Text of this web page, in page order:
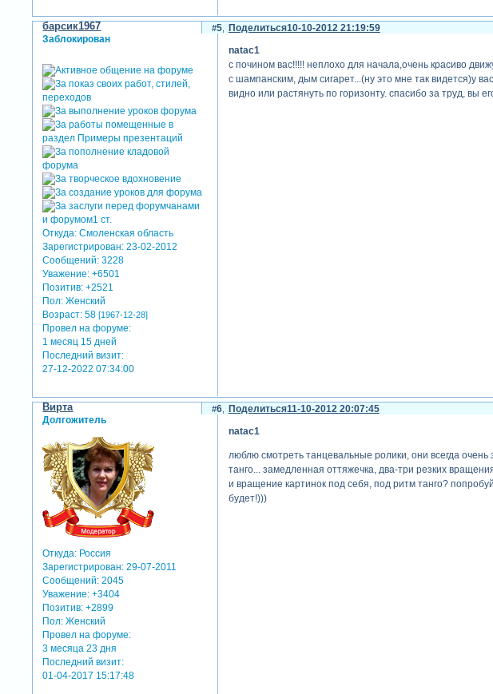
Поделиться
5 10-10-2012 21:19:59
барсик1967
Заблокирован
Откуда: Смоленская область
Зарегистрирован: 23-02-2012
Сообщений: 3228
Уважение: +6501
Позитив: +2521
Пол: Женский
Возраст: 58[1967-12-28]
Провел на форуме:
1 месяц 15 дней
Последний визит:
27-12-2022 07:34:00
natac1
с почином вас!!!!! неплохо для начала,очень красиво
с шампанским, дым сигарет...(ну это мне так видется)у
видно или растянуть по горизонту. спасибо за труд,
Поделиться
6 11-10-2012 20:07:45
Вирта
Долгожитель
Откуда: Россия
Зарегистрирован: 29-07-2011
Сообщений: 2045
Уважение: +3404
Позитив: +2899
Пол: Женский
Провел на форуме:
3 месяца 23 дня
Последний визит:
01-04-2017 15:17:48
natac1
люблю смотреть танцевальные ролики, они всегда
танго... замедленная оттяжечка, два-три резких
и вращение картинок под себя, под ритм танго?
будет!)))